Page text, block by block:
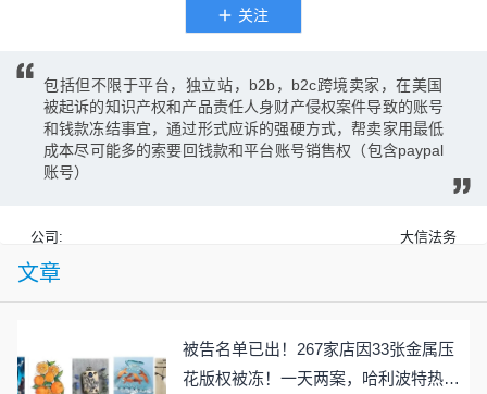
关注
包括但不限于平台，独立站，b2b，b2c跨境卖家，在美国
被起诉的知识产权和产品责任人身财产侵权案件导致的账号
和钱款冻结事宜，通过形式应诉的强硬方式，帮卖家用最低
成本尽可能多的索要回钱款和平台账号销售权（包含paypal
账号）
公司: 大信法务
文章
被告名单已出！267家店因33张金属压
花版权被冻！一天两案，哈利波特热门